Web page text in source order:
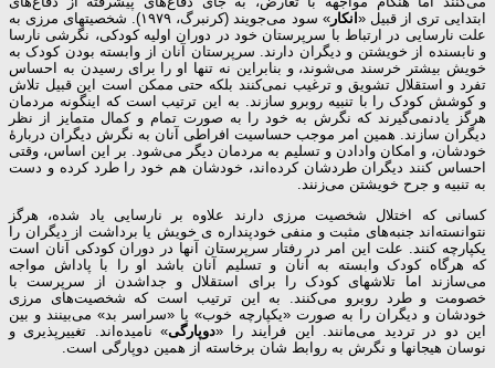
ابتدایی تری از قبیل «انکار
» سود می‌جویند (کرنبرگ، ۱۹۷۹). شخصیتهای مرزی به
علت نارسایی در ارتباط با سرپرستان خود در دوران اولیه کودکی، نگرشی نارسا
و نابسنده از خویشتن و دیگران دارند. سرپرستان آنان از وابسته بودن کودک به
خویش بیشتر خرسند می‌شوند، و بنابراین نه تنها او را برای رسیدن به احساس
تفرد و استقلال تشویق و ترغیب نمی‌کنند بلکه حتی ممکن است این قبیل تلاش
و کوشش کودک را با تنبیه روبرو سازند. به این ترتیب است که اینگونه مردمان
هرگز یادنمی‌گیرند که نگرش به خود را به صورت تمام و کمال متمایز از نظر
دیگران سازند. همین امر موجب حساسیت افراطی آنان به نگرش دیگران دربارهٔ
خودشان، و امکان وادادن و تسلیم به مردمان دیگر می‌شود. بر این اساس، وقتی
احساس کنند دیگران طردشان کرده‌اند، خودشان هم خود را طرد کرده و دست
به تنبیه و جرح خویشتن می‌زنند.
کسانی که اختلال شخصیت مرزی دارند علاوه بر نارسایی یاد شده، هرگز
نتوانسته‌اند جنبه‌های مثبت و منفی خودپنداره ی خویش یا برداشت از دیگران را
یکپارچه کنند. علت این امر در رفتار سرپرستان آنها در دوران کودکی آنان است
که هرگاه کودک وابسته به آنان و تسلیم آنان باشد او را با پاداش مواجه
می‌سازند اما تلاشهای کودک را برای استقلال و جداشدن از سرپرست با
خصومت و طرد روبرو می‌کنند. به این ترتیب است که شخصیت‌های مرزی
خودشان و دیگران را به صورت «یکپارچه خوب» یا «سراسر بد» می‌بینند و بین
این دو در تردید می‌مانند. این فرایند را «دوپارگی» نامیده‌اند. تغییرپذیری و
نوسان هیجانها و نگرش به روابط شان برخاسته از همین دوپارگی است.